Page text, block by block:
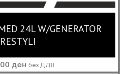
24L W/GENERATOR
RESTYLI
ден без ДДВ